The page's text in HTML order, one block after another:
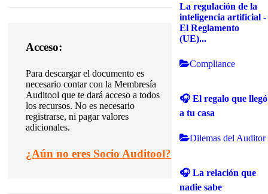
Acceso:
Para descargar el documento es
necesario contar con la Membresía
Auditool que te dará acceso a todos
los recursos. No es necesario
registrarse, ni pagar valores
adicionales.
¿Aún no eres Socio Auditool?
La regulación de la
inteligencia artificial -
El Reglamento
(UE)...
Compliance
🎧 El regalo que llegó
a tu casa
Dilemas del Auditor
🎧 La relación que
nadie sabe